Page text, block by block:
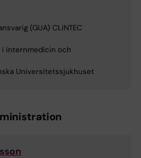
(GUA) CLINTEC
i internmedicin och
Universitetssjukhuset